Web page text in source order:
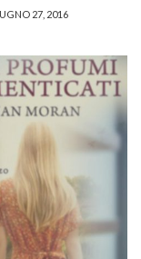
27, 2016